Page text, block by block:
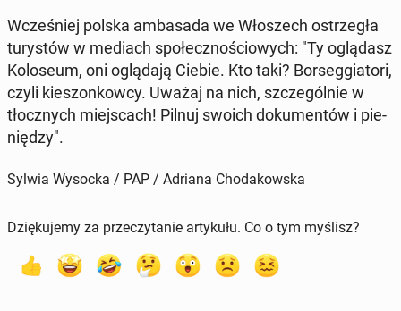
Wcze­śniej polska am­ba­sa­da we Wło­szech ostrze­gła
tu­ry­stów w mediach spo­łecz­no­ścio­wych: "Ty oglą­dasz
Ko­lo­seum, oni oglą­da­ją Ciebie. Kto taki? Bor­seg­gia­to­ri,
czyli kie­szon­kow­cy. Uważaj na nich, szcze­gól­nie w
tłocz­nych miej­scach! Pilnuj swoich do­ku­men­tów i pie­
nię­dzy".
Sylwia Wysocka / PAP / Adriana Chodakowska
Dziękujemy za przeczytanie artykułu. Co o tym myślisz?